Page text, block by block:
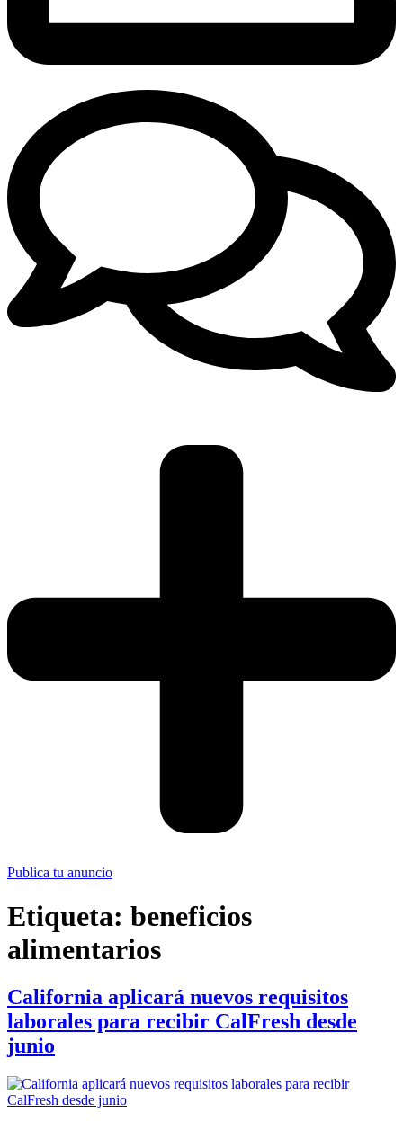
Publica tu anuncio
Etiqueta: beneficios
alimentarios
California aplicará nuevos requisitos
laborales para recibir CalFresh desde
junio